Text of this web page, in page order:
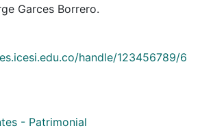
Garces Borrero.
handle/123456789/6
- Patrimonial